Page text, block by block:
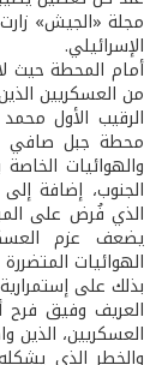
مجلة «الجيش»
الإسرائيلي.
أمام المحطة حيث
من العسكريين
الرقيب الأول
محطة جبل صافي
والهوائيات
الجنوب، إضافة
يضعف عزم
الهوائيات
بذلك على إستمرارية
العريف وفيق فرح
العسكريين،
والخطر الذي